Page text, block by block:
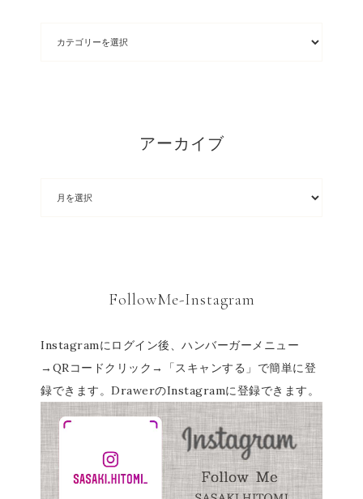
アーカイブ
FollowMe-Instagram
Instagramにログイン後、ハンバーガーメニュー
→QRコードクリック→「スキャンする」で簡単に登
録できます。DrawerのInstagramに登録できます。